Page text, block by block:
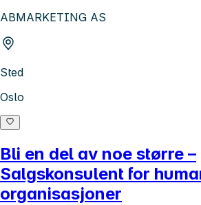
ABMARKETING AS
Sted
Oslo
Bli en del av noe større –
Salgskonsulent for
organisasjoner